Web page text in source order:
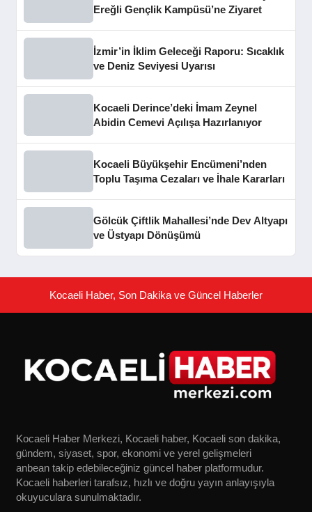
Ereğli Gençlik Kampüsü’ne Ziyaret
İzmir’in İklim Geleceği Raporu: Sıcaklık
ve Deniz Seviyesi Uyarısı
Kocaeli Derince’deki İmam Zeynel
Abidin Cemevi Açılışa Hazırlanıyor
Kocaeli Büyükşehir Encümeni’nden
Toplu Taşıma Cezaları ve İhale Kararları
Gölcük Çiftlik Mahallesi’nde Dev Altyapı
ve Üstyapı Dönüşümü
Kocaeli Haber, Son Dakika ve Güncel Haberler
Kocaeli Haber Merkezi, Kocaeli haber, Kocaeli son dakika,
gündem, siyaset, spor, ekonomi ve yerel gelişmeleri
anbean takip edebileceğiniz güncel haber platformudur.
Kocaeli haberleri tarafsız, hızlı ve doğru yayın anlayışıyla
okuyuculara sunulmaktadır.